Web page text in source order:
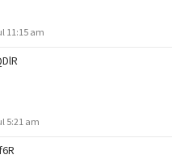
11:15 am
5:21 am